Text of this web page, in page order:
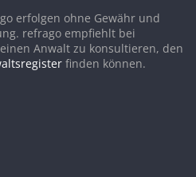
erfolgen ohne Gewähr und
refrago empfiehlt bei
Anwalt zu konsultieren, den
finden können.